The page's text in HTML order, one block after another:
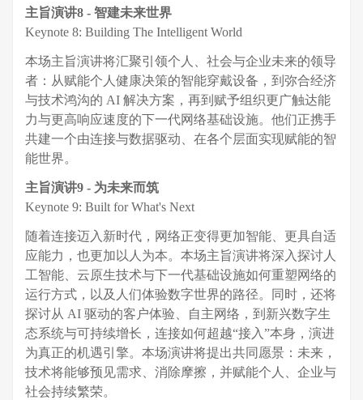
主旨演讲8 - 智建未来世界
Keynote 8: Building The Intelligent World
本场主旨演讲将汇聚引领个人、社会与企业未来的领导
者：从赋能个人健康决策的智能穿戴设备，到弥合经济
与技术鸿沟的 AI 解决方案，再到赋予组织更广触达能
力与更高响应速度的下一代网络基础设施。他们正携手
共建一个由连接与数据驱动、在各个层面实现赋能的智
能世界。
主旨演讲9 - 为未来而筑
Keynote 9: Built for What's Next
随着连接迈入新时代，网络正变得更加智能、更具自适
应能力，也更加以人为本。本场主旨演讲将深入探讨人
工智能、云原生技术与下一代基础设施如何重塑网络的
运行方式，以及人们体验数字世界的路径。同时，还将
探讨从 AI 驱动的客户体验、自主网络，到新兴数字生
态系统与可持续增长，连接如何超越“接入”本身，演进
为真正的机遇引擎。本场演讲将提出共同愿景：未来，
技术将能够预见需求、消除摩擦，并赋能个人、企业与
社会持续繁荣。